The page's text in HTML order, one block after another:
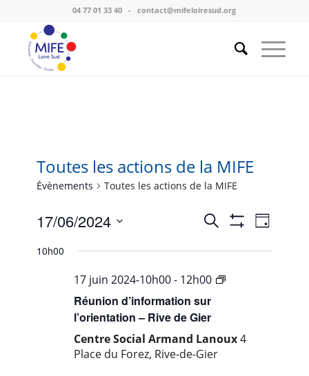
04 77 01 33 40 -contact@mifeloiresud.org
Toutes les actions de la MIFE
Évènements Toutes les actions de la MIFE
Recherche
et
navigation
de
vues
Recherche
Les
de
vues
Jour
17/06/2024
une
10h00
17 juin 2024-10h00- 12h00
…
Réunion d’information sur
l’orientation – Rive de Gier
Centre Social Armand Lanoux4
Place du Forez, Rive-de-Gier